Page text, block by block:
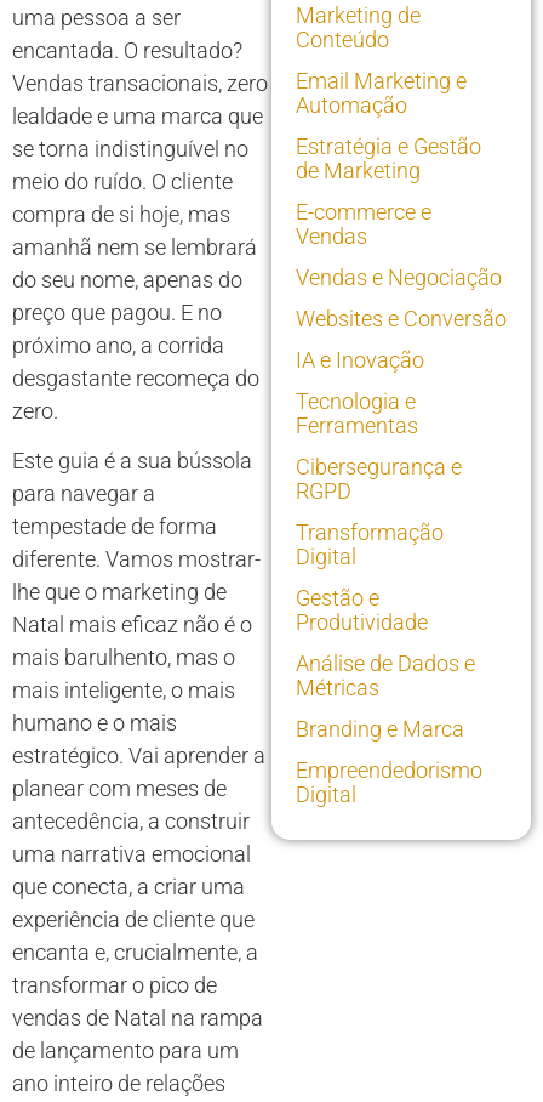
uma pessoa a ser
encantada. O resultado?
Vendas transacionais, zero
lealdade e uma marca que
se torna indistinguível no
meio do ruído. O cliente
compra de si hoje, mas
amanhã nem se lembrará
do seu nome, apenas do
preço que pagou. E no
próximo ano, a corrida
desgastante recomeça do
zero.
Este guia é a sua bússola
para navegar a
tempestade de forma
diferente. Vamos mostrar-
lhe que o marketing de
Natal mais eficaz não é o
mais barulhento, mas o
mais inteligente, o mais
humano e o mais
estratégico. Vai aprender a
planear com meses de
antecedência, a construir
uma narrativa emocional
que conecta, a criar uma
experiência de cliente que
encanta e, crucialmente, a
transformar o pico de
vendas de Natal na rampa
de lançamento para um
ano inteiro de relações
Marketing de
Conteúdo
Email Marketing e
Automação
Estratégia e Gestão
de Marketing
E-commerce e
Vendas
Vendas e Negociação
Websites e Conversão
IA e Inovação
Tecnologia e
Ferramentas
Cibersegurança e
RGPD
Transformação
Digital
Gestão e
Produtividade
Análise de Dados e
Métricas
Branding e Marca
Empreendedorismo
Digital